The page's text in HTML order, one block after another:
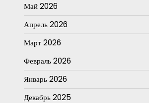
Май 2026
Апрель 2026
Март 2026
Февраль 2026
Январь 2026
Декабрь 2025